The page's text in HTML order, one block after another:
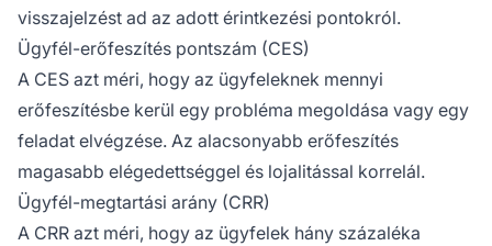
visszajelzést ad az adott érintkezési pontokról.
Ügyfél-erőfeszítés pontszám (CES)
A CES azt méri, hogy az ügyfeleknek mennyi
erőfeszítésbe kerül egy probléma megoldása vagy egy
feladat elvégzése. Az alacsonyabb erőfeszítés
magasabb elégedettséggel és lojalitással korrelál.
Ügyfél-megtartási arány (CRR)
A CRR azt méri, hogy az ügyfelek hány százaléka